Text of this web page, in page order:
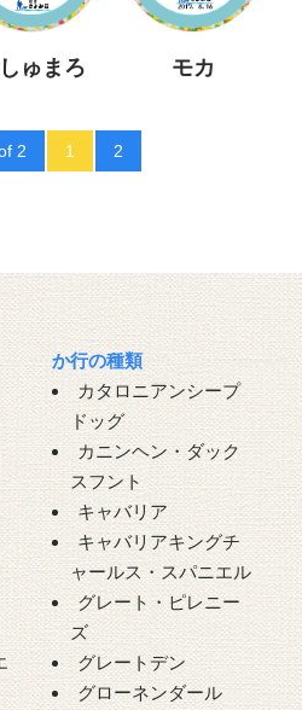
ゅまろ モカ
2 1 2
か行の種類
カタロニアンシープ
ドッグ
カニンヘン・ダック
スフント
キャバリア
キャバリアキングチ
ャールス・スパニエル
グレート・ピレニー
ズ
グレートデン
グローネンダール